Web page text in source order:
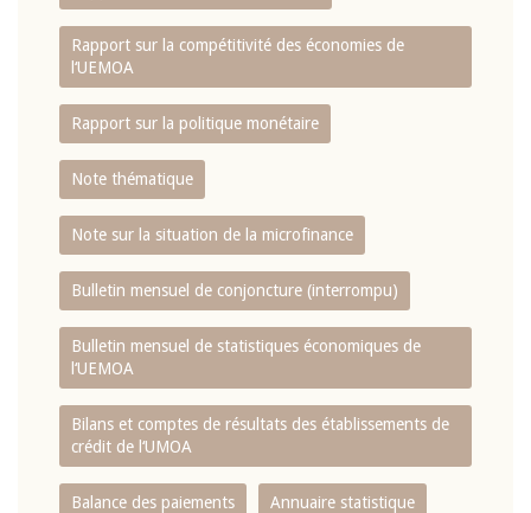
Rapport sur la compétitivité des économies de
l‘UEMOA
Rapport sur la politique monétaire
Note thématique
Note sur la situation de la microfinance
Bulletin mensuel de conjoncture (interrompu)
Bulletin mensuel de statistiques économiques de
l‘UEMOA
Bilans et comptes de résultats des établissements de
crédit de l‘UMOA
Balance des paiements Annuaire statistique